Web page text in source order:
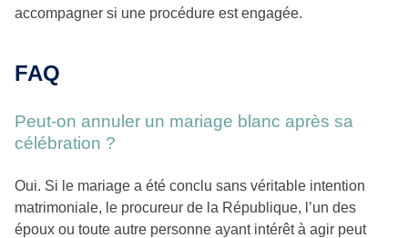
accompagner si une procédure est engagée.
FAQ
Peut-on annuler un mariage blanc après sa
célébration ?
Oui. Si le mariage a été conclu sans véritable intention
matrimoniale, le procureur de la République, l’un des
époux ou toute autre personne ayant intérêt à agir peut